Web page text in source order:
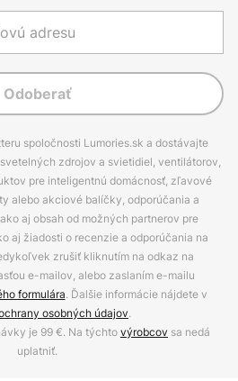
Odoberať
spoločnosti Lumories.sk a dostávajte
zdrojov a svietidiel, ventilátorov,
pre inteligentnú domácnosť, zľavové
alebo akciové balíčky, odporúčania a
aj obsah od možných partnerov pre
aj žiadosti o recenzie a odporúčania na
zrušiť kliknutím na odkaz na
e-mailov, alebo zaslaním e-mailu
formulára. Ďalšie informácie nájdete v
osobných údajov.
je 99 €. Na týchtovýrobcov sa nedá
uplatniť.